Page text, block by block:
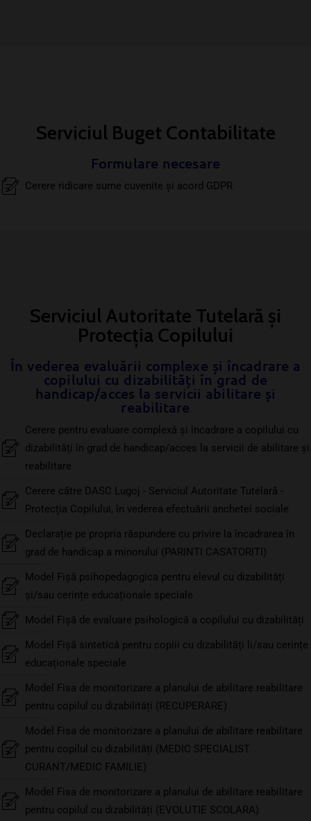
Serviciul Buget Contabilitate
Formulare necesare
Cerere ridicare sume cuvenite şi acord GDPR
Serviciul Autoritate Tutelară și
Protecția Copilului
În vederea evaluării complexe și încadrare a
copilului cu dizabilități în grad de
handicap/acces la servicii abilitare și
reabilitare
Cerere pentru evaluare complexă și încadrare a copilului cu
dizabilități în grad de handicap/acces la servicii de abilitare și
reabilitare
Cerere către DASC Lugoj - Serviciul Autoritate Tutelară -
Protecția Copilului, în vederea efectuării anchetei sociale
Declarație pe propria răspundere cu privire la încadrarea în
grad de handicap a minorului (PARINTI CASATORITI)
Model Fișă psihopedagogica pentru elevul cu dizabilități
și/sau cerințe educaționale speciale
Model Fișă de evaluare psihologică a copilului cu dizabilități
Model Fișă sintetică pentru copiii cu dizabilități li/sau cerințe
educaționale speciale
Model Fisa de monitorizare a planului de abilitare reabilitare
pentru copilul cu dizabilități (RECUPERARE)
Model Fisa de monitorizare a planului de abilitare reabilitare
pentru copilul cu dizabilități (MEDIC SPECIALIST
CURANT/MEDIC FAMILIE)
Model Fisa de monitorizare a planului de abilitare reabilitare
pentru copilul cu dizabilități (EVOLUTIE SCOLARA)